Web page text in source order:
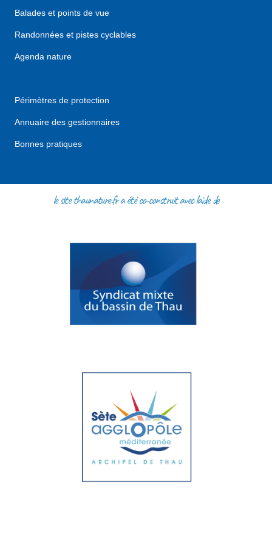
Balades et points de vue
Randonnées et pistes cyclables
Agenda nature
Périmètres de protection
Annuaire des gestionnaires
Bonnes pratiques
le site thaunature.fr a été co-construit avec l'aide de